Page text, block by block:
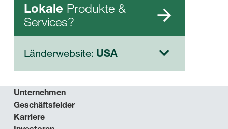
Lokale Produkte &
Services?
Länderwebsite: USA
Unternehmen
Geschäftsfelder
Karriere